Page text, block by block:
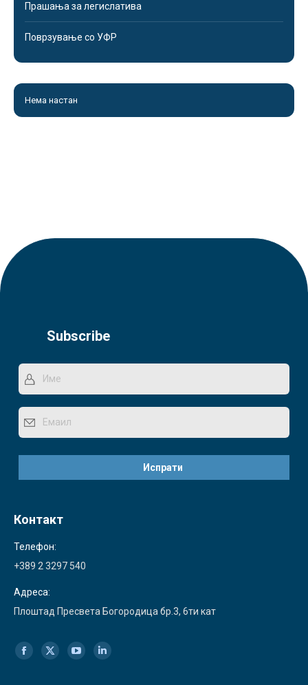
Прашања за легислатива
Поврзување со УФР
Нема настан
Subscribe
Контакт
Телефон:
+389 2 3297 540
Адреса:
Плоштад Пресвета Богородица бр.3, 6ти кат
Find us on:
Facebook
X
YouTubeLinkedin